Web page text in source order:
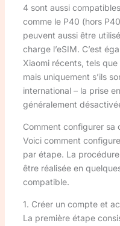
4 sont aussi
comme le P40 (hors
peuvent aussi être
charge l’eSIM. C’est
Xiaomi récents, tels que
mais uniquement s’ils
international – la prise
généralement
Comment configurer sa
Voici comment
par étape. La
être réalisée en
compatible.
1. Créer un compte et
La première étape